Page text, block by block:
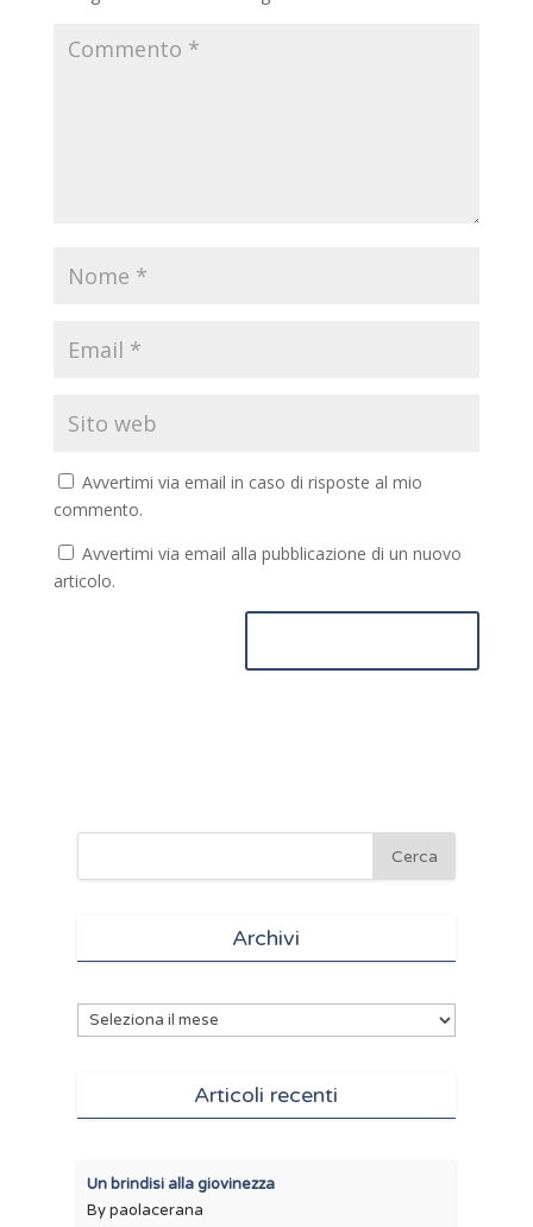
Avvertimi via email in caso di risposte al mio
commento.
Avvertimi via email alla pubblicazione di un nuovo
articolo.
Archivi
Archivi
Articoli recenti
Un brindisi alla giovinezza
By paolacerana